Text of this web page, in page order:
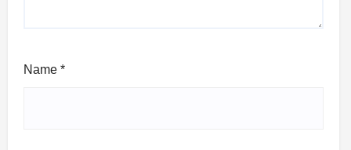
Name *